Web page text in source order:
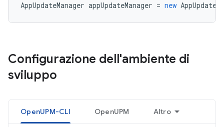
AppUpdateManager appUpdateManager = new
Configurazione dell'ambiente di
sviluppo
OpenUPM-CLI OpenUPM Altro